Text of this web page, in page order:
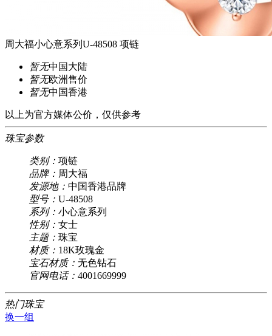
周大福小心意系列U-48508 项链
暂无中国大陆
暂无欧洲售价
暂无中国香港
以上为官方媒体公价，仅供参考
珠宝参数
类别： 项链
品牌： 周大福
发源地： 中国香港品牌
型号： U-48508
系列： 小心意系列
性别： 女士
主题： 珠宝
材质： 18K玫瑰金
宝石材质： 无色钻石
官网电话： 4001669999
热门珠宝
换一组